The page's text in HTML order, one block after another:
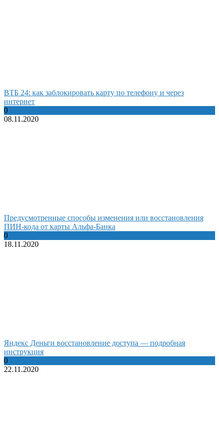
ВТБ 24: как заблокировать карту по телефону и через
интернет
0
08.11.2020
Предусмотренные способы изменения или восстановления
ПИН-кода от карты Альфа-Банка
0
18.11.2020
Яндекс Деньги восстановление доступа — подробная
инструкция
0
22.11.2020